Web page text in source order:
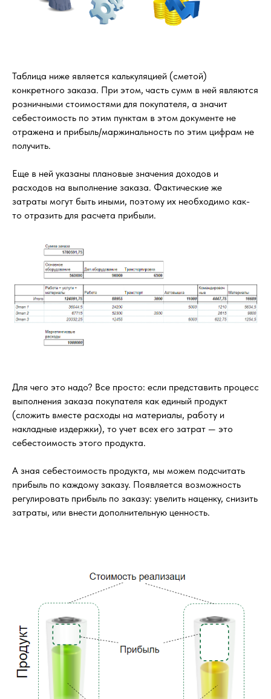
Таблица ниже является калькуляцией (сметой)
конкретного заказа. При этом, часть сумм в ней являются
розничными стоимостями для покупателя, а значит
себестоимость по этим пунктам в этом документе не
отражена и прибыль/маржинальность по этим цифрам не
получить.
Еще в ней указаны плановые значения доходов и
расходов на выполнение заказа. Фактические же
затраты могут быть иными, поэтому их необходимо как-
то отразить для расчета прибыли.
Для чего это надо? Все просто: если представить процесс
выполнения заказа покупателя как единый продукт
(сложить вместе расходы на материалы, работу и
накладные издержки), то учет всех его затрат — это
себестоимость этого продукта.
А зная себестоимость продукта, мы можем подсчитать
прибыль по каждому заказу. Появляется возможность
регулировать прибыль по заказу: увелить наценку, снизить
затраты, или внести дополнительную ценность.